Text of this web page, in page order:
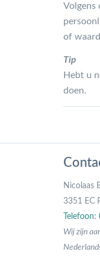
Volgens
of
Tip
Hebt u
doen.
Nicolaas
3351 EC
Wij zijn